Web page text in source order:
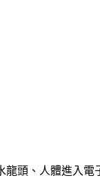
龍頭、人體進入電